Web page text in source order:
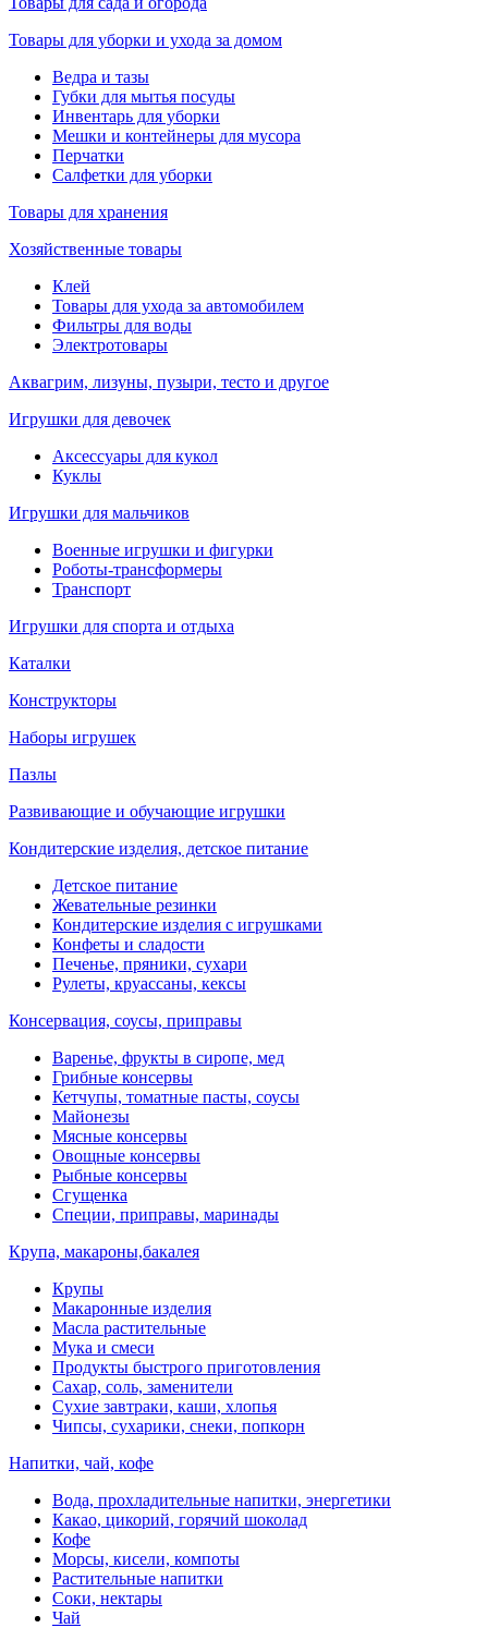
Товары для уборки и ухода за домом
Ведра и тазы
Губки для мытья посуды
Инвентарь для уборки
Мешки и контейнеры для мусора
Перчатки
Салфетки для уборки
Товары для хранения
Хозяйственные товары
Клей
Товары для ухода за автомобилем
Фильтры для воды
Электротовары
Аквагрим, лизуны, пузыри, тесто и другое
Игрушки для девочек
Аксессуары для кукол
Куклы
Игрушки для мальчиков
Военные игрушки и фигурки
Роботы-трансформеры
Транспорт
Игрушки для спорта и отдыха
Каталки
Конструкторы
Наборы игрушек
Пазлы
Развивающие и обучающие игрушки
Кондитерские изделия, детское питание
Детское питание
Жевательные резинки
Кондитерские изделия с игрушками
Конфеты и сладости
Печенье, пряники, сухари
Рулеты, круассаны, кексы
Консервация, соусы, приправы
Варенье, фрукты в сиропе, мед
Грибные консервы
Кетчупы, томатные пасты, соусы
Майонезы
Мясные консервы
Овощные консервы
Рыбные консервы
Сгущенка
Специи, приправы, маринады
Крупа, макароны,бакалея
Крупы
Макаронные изделия
Масла растительные
Мука и смеси
Продукты быстрого приготовления
Сахар, соль, заменители
Сухие завтраки, каши, хлопья
Чипсы, сухарики, снеки, попкорн
Напитки, чай, кофе
Вода, прохладительные напитки, энергетики
Какао, цикорий, горячий шоколад
Кофе
Морсы, кисели, компоты
Растительные напитки
Соки, нектары
Чай